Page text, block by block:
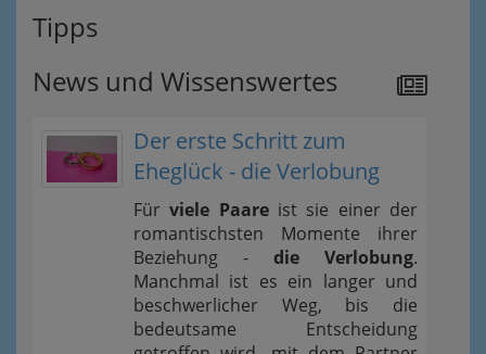
Tipps
News und Wissenswertes
Der erste Schritt zum
Eheglück - die Verlobung
Fürviele Paareist sie einer der
romantischsten Momente ihrer
Beziehung - die Verlobung.
Manchmal ist es ein langer und
beschwerlicher Weg, bis die
bedeutsame Entscheidung